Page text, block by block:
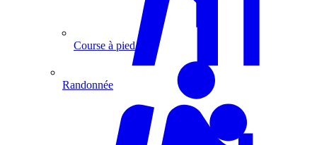
Course à pied
Randonnée